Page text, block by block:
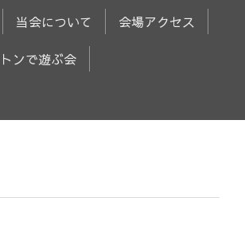
当会について 会場アクセス
ンで遊ぶ会